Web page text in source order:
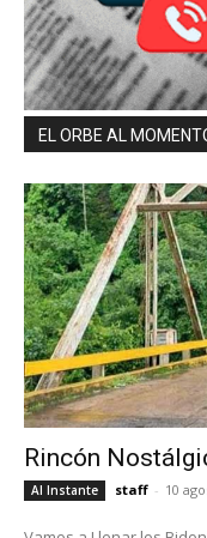
EL ORBE AL
Rincón
Al Instante staff - 10